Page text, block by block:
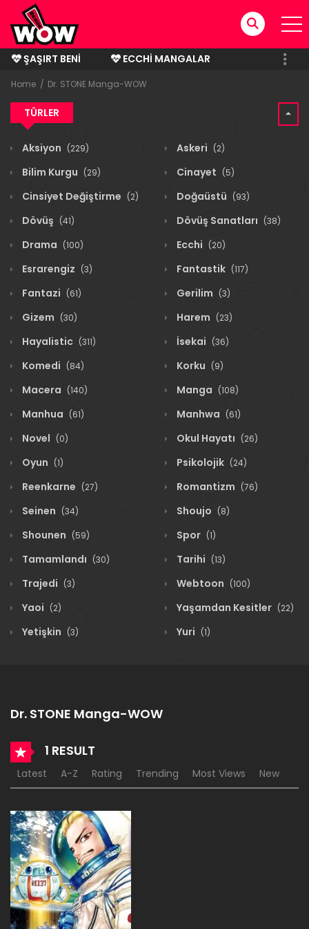
ŞAŞIRT BENI
ECCHI MANGALAR
BITMIŞ MANGALAR
Home Dr. STONE Manga-WOW
TÜRLER
Aksiyon (229) Askeri (2)
Bilim Kurgu (29) Cinayet (5)
Cinsiyet Değiştirme (2) Doğaüstü (93)
Dövüş (41) Dövüş Sanatları (38)
Drama (100) Ecchi (20)
Esrarengiz (3) Fantastik (117)
Fantazi (61) Gerilim (3)
Gizem (30) Harem (23)
Hayalistic (311) İsekai (36)
Komedi (84) Korku (9)
Macera (140) Manga (108)
Manhua (61) Manhwa (61)
Novel (0) Okul Hayatı (26)
Oyun (1) Psikolojik (24)
Reenkarne (27) Romantizm (76)
Seinen (34) Shoujo (8)
Shounen (59) Spor (1)
Tamamlandı (30) Tarihi (13)
Trajedi (3) Webtoon (100)
Yaoi (2) Yaşamdan Kesitler (22)
Yetişkin (3) Yuri (1)
Dr. STONE Manga-WOW
1 RESULT
Latest A-Z Rating Trending Most Views New